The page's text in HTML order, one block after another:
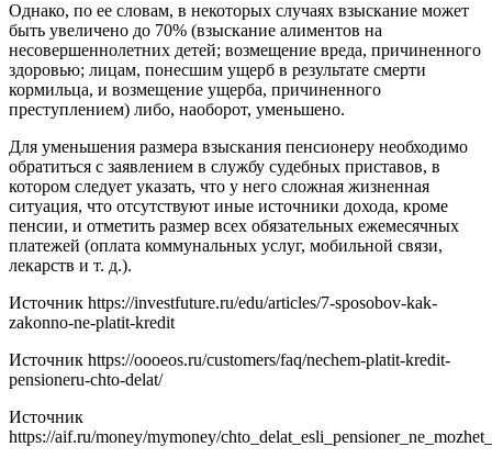
Однако, по ее словам, в некоторых случаях взыскание может
быть увеличено до 70% (взыскание алиментов на
несовершеннолетних детей; возмещение вреда, причиненного
здоровью; лицам, понесшим ущерб в результате смерти
кормильца, и возмещение ущерба, причиненного
преступлением) либо, наоборот, уменьшено.
Для уменьшения размера взыскания пенсионеру необходимо
обратиться с заявлением в службу судебных приставов, в
котором следует указать, что у него сложная жизненная
ситуация, что отсутствуют иные источники дохода, кроме
пенсии, и отметить размер всех обязательных ежемесячных
платежей (оплата коммунальных услуг, мобильной связи,
лекарств и т. д.).
Источник https://investfuture.ru/edu/articles/7-sposobov-kak-
zakonno-ne-platit-kredit
Источник https://oooeos.ru/customers/faq/nechem-platit-kredit-
pensioneru-chto-delat/
Источник
https://aif.ru/money/mymoney/